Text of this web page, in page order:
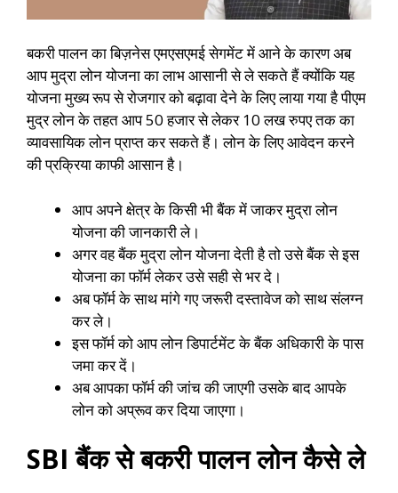
बकरी पालन का बिज़नेस एमएसएमई सेगमेंट में आने के कारण अब
आप मुद्रा लोन योजना का लाभ आसानी से ले सकते हैं क्योंकि यह
योजना मुख्य रूप से रोजगार को बढ़ावा देने के लिए लाया गया है पीएम
मुद्र लोन के तहत आप 50 हजार से लेकर 10 लख रुपए तक का
व्यावसायिक लोन प्राप्त कर सकते हैं। लोन के लिए आवेदन करने
की प्रक्रिया काफी आसान है।
आप अपने क्षेत्र के किसी भी बैंक में जाकर मुद्रा लोन
योजना की जानकारी ले।
अगर वह बैंक मुद्रा लोन योजना देती है तो उसे बैंक से इस
योजना का फॉर्म लेकर उसे सही से भर दे।
अब फॉर्म के साथ मांगे गए जरूरी दस्तावेज को साथ संलग्न
कर ले।
इस फॉर्म को आप लोन डिपार्टमेंट के बैंक अधिकारी के पास
जमा कर दें।
अब आपका फॉर्म की जांच की जाएगी उसके बाद आपके
लोन को अप्रूव कर दिया जाएगा।
SBI बैंक से बकरी पालन लोन कैसे ले